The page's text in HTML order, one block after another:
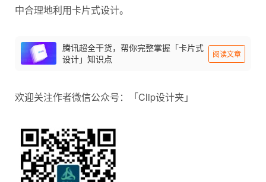
中合理地利用卡片式设计。
腾讯超全干货，帮你完整掌握「卡片式
设计」知识点
阅读文章
欢迎关注作者微信公众号：「Clip设计夹」